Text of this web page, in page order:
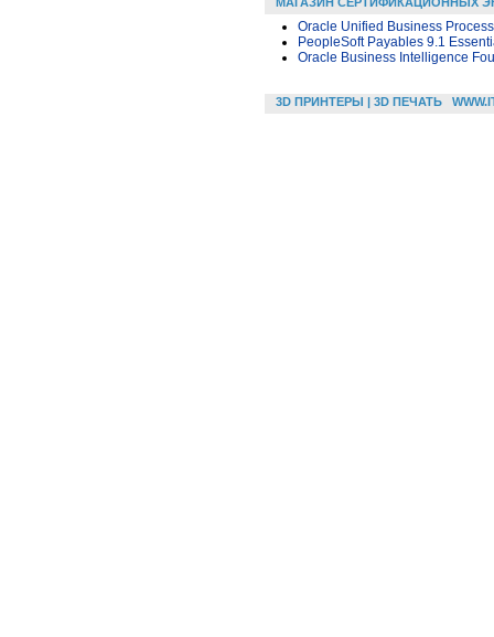
Oracle Unified Business
PeopleSoft Payables 9.1
Oracle Business Intelligence
3D ПРИНТЕРЫ | 3D ПЕЧАТЬ